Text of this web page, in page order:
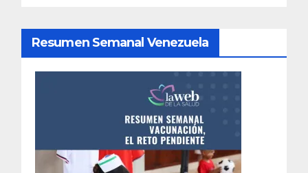
Resumen Semanal Venezuela